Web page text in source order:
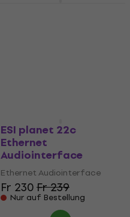
ESI planet 22c
Ethernet
Audiointerface
Ethernet Audiointerface
Fr 230Fr 239
Nur auf Bestellung